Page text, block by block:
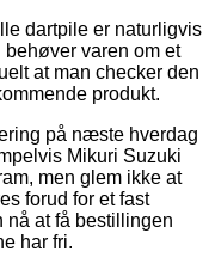
dartpile er naturligvis
varen om et
at man checker den
produkt.
på næste hverdag
Mikuri Suzuki
men glem ikke at
forud for et fast
nå at få bestillingen
har fri.